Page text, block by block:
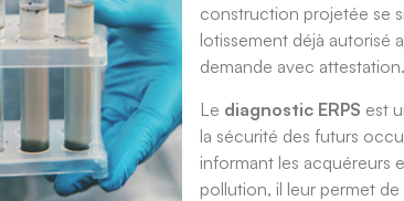
construction projetée se
lotissement déjà autorisé
demande avec attestation.
Le diagnostic ERPS est
la sécurité des futurs
informant les acquéreurs
pollution, il leur permet